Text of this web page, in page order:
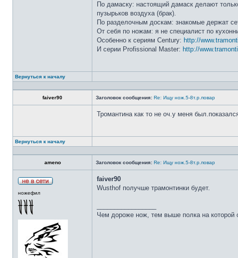
По дамаску: настоящий дамаск делают
пузырьков воздуха (брак).
По разделочным доскам: знакомые держат
От себя по ножам: я не специалист по
Особенно к сериям Century: http://
И серии Profissional Master: http://
Вернуться к началу
faiver90 Заголовок сообщения: Re: Ищу нож.5-8т.р.повар
Тромантина как то не оч.у меня
Вернуться к началу
ameno Заголовок сообщения: Re: Ищу нож.5-8т.р.повар
ножефил
faiver90
Wusthof получше трамонтинки будет.
Чем дороже нож, тем выше полка на которой